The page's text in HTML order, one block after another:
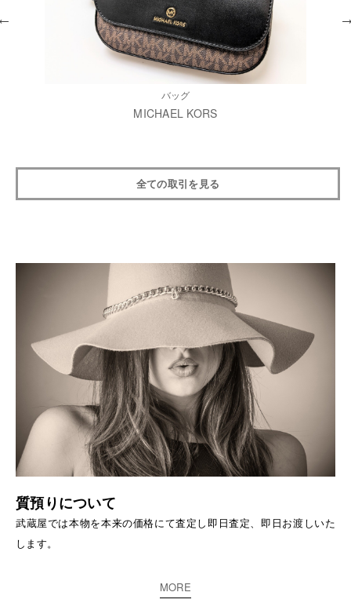
バッグ
MICHAEL KORS
全ての取引を見る
質預りについて
武蔵屋では本物を本来の価格にて査定し即日査定、即日お渡しいた
します。
MORE